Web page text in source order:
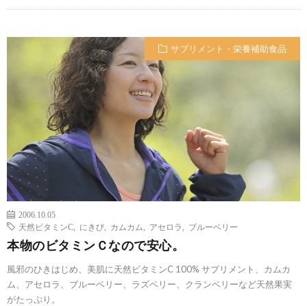
サプリメント・栄養補助食品
2006.10.05
天然ビタミンC
にきび カムカム アセロラ ブルーベリー
本物のビタミンＣなので安心。
風邪のひきはじめ、美肌に天然ビタミンC 100% サプリメント、カムカ
ム、アセロラ、ブルーベリー、ラズベリー、クランベリーなど天然果実
がたっぷり。